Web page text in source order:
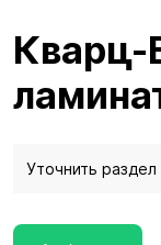
Кварц-
Уточнить раздел